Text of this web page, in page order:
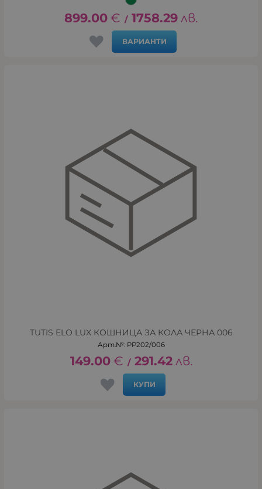
899.00 € / 1758.29 лв.
ВАРИАНТИ
TUTIS ELO LUX КОШНИЦА ЗА КОЛА ЧЕРНА 006
Арт.№: PP202/006
149.00 € / 291.42 лв.
КУПИ